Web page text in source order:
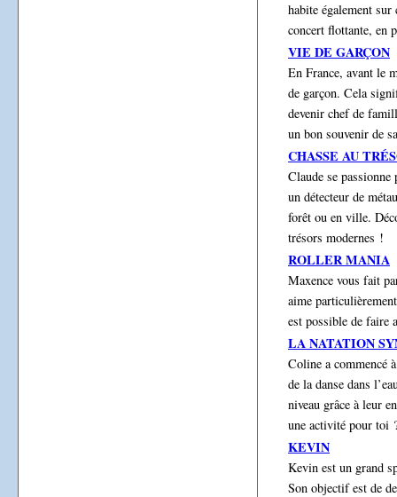
habite également
concert flottante, en
VIE DE GARÇON
En France, avant le
de garçon. Cela
devenir chef de
un bon souvenir de
CHASSE AU
Claude se
un détecteur de
forêt ou en ville.
trésors modernes !
ROLLER MANIA
Maxence vous fait
aime
est possible de faire
LA NATATION
Coline a commencé
de la danse dans
niveau grâce à leur
une activité pour toi
KEVIN
Kevin est un grand
Son objectif est de